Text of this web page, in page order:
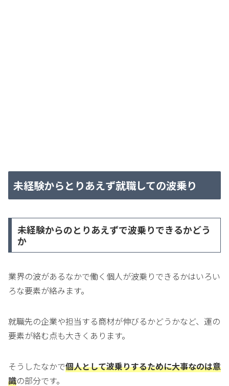
未経験からとりあえず就職しての波乗り
未経験からのとりあえずで波乗りできるかどう
か
業界の波があるなかで働く個人が波乗りできるかはいろい
ろな要素が絡みます。
就職先の企業や担当する商材が伸びるかどうかなど、運の
要素が絡む点も大きくあります。
そうしたなかで個人として波乗りするために大事なのは意
識の部分です。